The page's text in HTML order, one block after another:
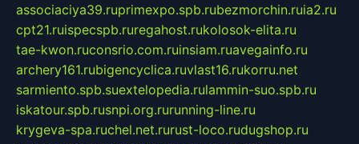
associaciya39.ruprimexpo.spb.rubezmorchin.ruia2.ru
cpt21.ruispecspb.ruregahost.rukolosok-elita.ru
tae-kwon.ruconsrio.com.ruinsiam.ruavegainfo.ru
archery161.rubigencyclica.ruvlast16.rukorru.net
sarmiento.spb.suextelopedia.rulammin-suo.spb.ru
iskatour.spb.rusnpi.org.rurunning-line.ru
krygeva-spa.ruchel.net.rurust-loco.rudugshop.ru